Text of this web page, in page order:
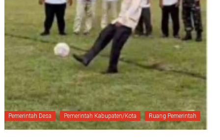
Pemerintah Desa Pemerintah Kabupaten/Kota Ruang Pemerintah